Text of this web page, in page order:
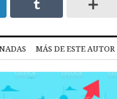
MÁS DE ESTE AUTOR